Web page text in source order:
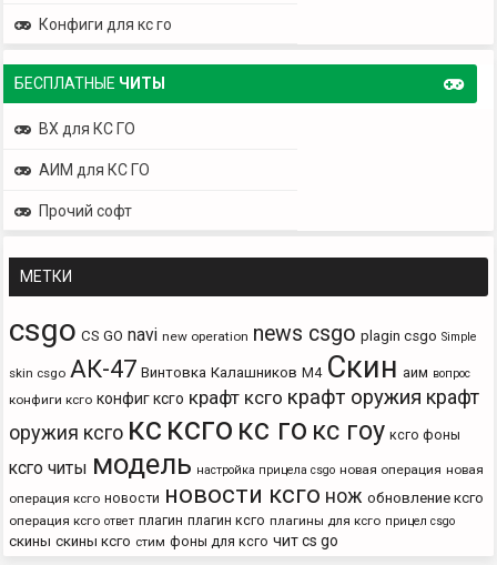
Конфиги для кс го
БЕСПЛАТНЫЕ ЧИТЫ
ВХ для КС ГО
АИМ для КС ГО
Прочий софт
МЕТКИ
csgo CS GO navi new operation news csgo plagin csgo Simple
skin csgo АК-47 Винтовка Калашников М4 Скин аим вопрос
конфиги ксго конфиг ксго крафт ксго крафт оружия крафт
оружия ксго кс ксго кс го кс гоу ксго фоны
ксго читы модель настройка прицела csgo новая операция новая
операция ксго новости новости ксго нож обновление ксго
операция ксго ответ плагин плагин ксго плагины для ксго прицел csgo
скины скины ксго стим фоны для ксго чит cs go